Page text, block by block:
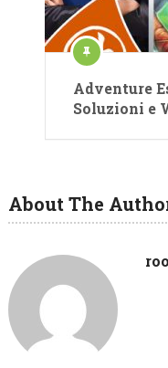
Adventure
Soluzioni e
About The